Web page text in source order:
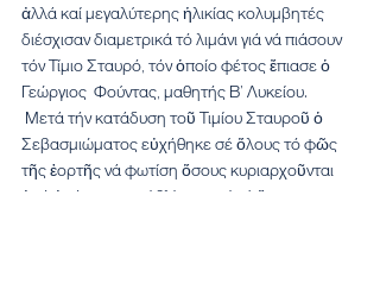
ἀλλά καί μεγαλύτερης ἡλικίας κολυμβητές
διέσχισαν διαμετρικά τό λιμάνι γιά νά πιάσουν
τόν Τίμιο Σταυρό, τόν ὁποίο φέτος ἔπιασε ὁ
Γεώργιος  Φούντας, μαθητής Β’ Λυκείου.
Σεβασμιώματος εὐχήθηκε σέ ὅλους τό φῶς
τῆς ἑορτῆς νά φωτίση ὅσους κυριαρχοῦνται
ἀπό ἀπόγνωση καί θλίψεις καί σέ ὅσους